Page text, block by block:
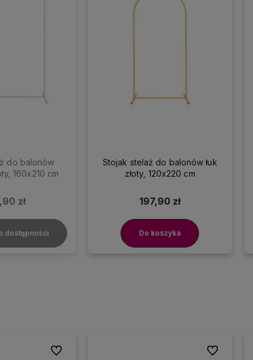
do balonów
160x210 cm
zł
dostępności
Stojak stelaż do balonów łuk
złoty, 120x220 cm
197,90 zł
Do koszyka
Do ulubionych Do ulubionych